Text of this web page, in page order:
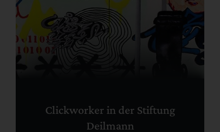
Clickworker in der Stiftung
Deilmann